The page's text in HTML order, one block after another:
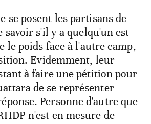
se posent les partisans de
savoir s'il y a quelqu'un est
le poids face à l'autre camp,
Evidemment, leur
à faire une pétition pour
de se représenter
Personne d'autre que
n'est en mesure de